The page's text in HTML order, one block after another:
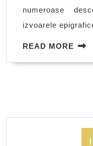
numeroase
izvoarele
READ MORE READ